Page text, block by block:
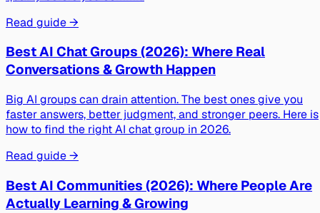
Read guide →
Best AI Chat Groups (2026): Where Real
Conversations & Growth Happen
Big AI groups can drain attention. The best ones give you
faster answers, better judgment, and stronger peers. Here is
how to find the right AI chat group in 2026.
Read guide →
Best AI Communities (2026): Where People Are
Actually Learning & Growing